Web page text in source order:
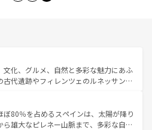
文化、グルメ、自然と多彩な魅力にあふ
古代遺跡やフィレンツェのルネッサンス
の美しい田園風景やアマルフィ海岸の絶
も見逃せない。観光の合間には、本場の
、絶品のイタリア料理を堪能することも
ぼ80％を占めるスペインは、太陽が降り
ら雄大なピレネー山脈まで、多彩な自然